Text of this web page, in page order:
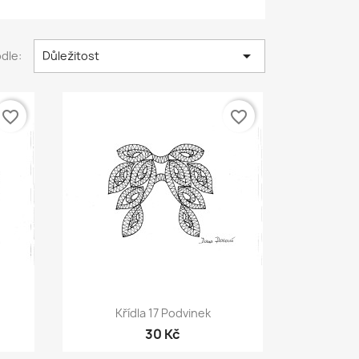
Důležitost 
favorite_border
Rychlý náhled
Křídla 17 Podvinek
30 Kč
favorite_border